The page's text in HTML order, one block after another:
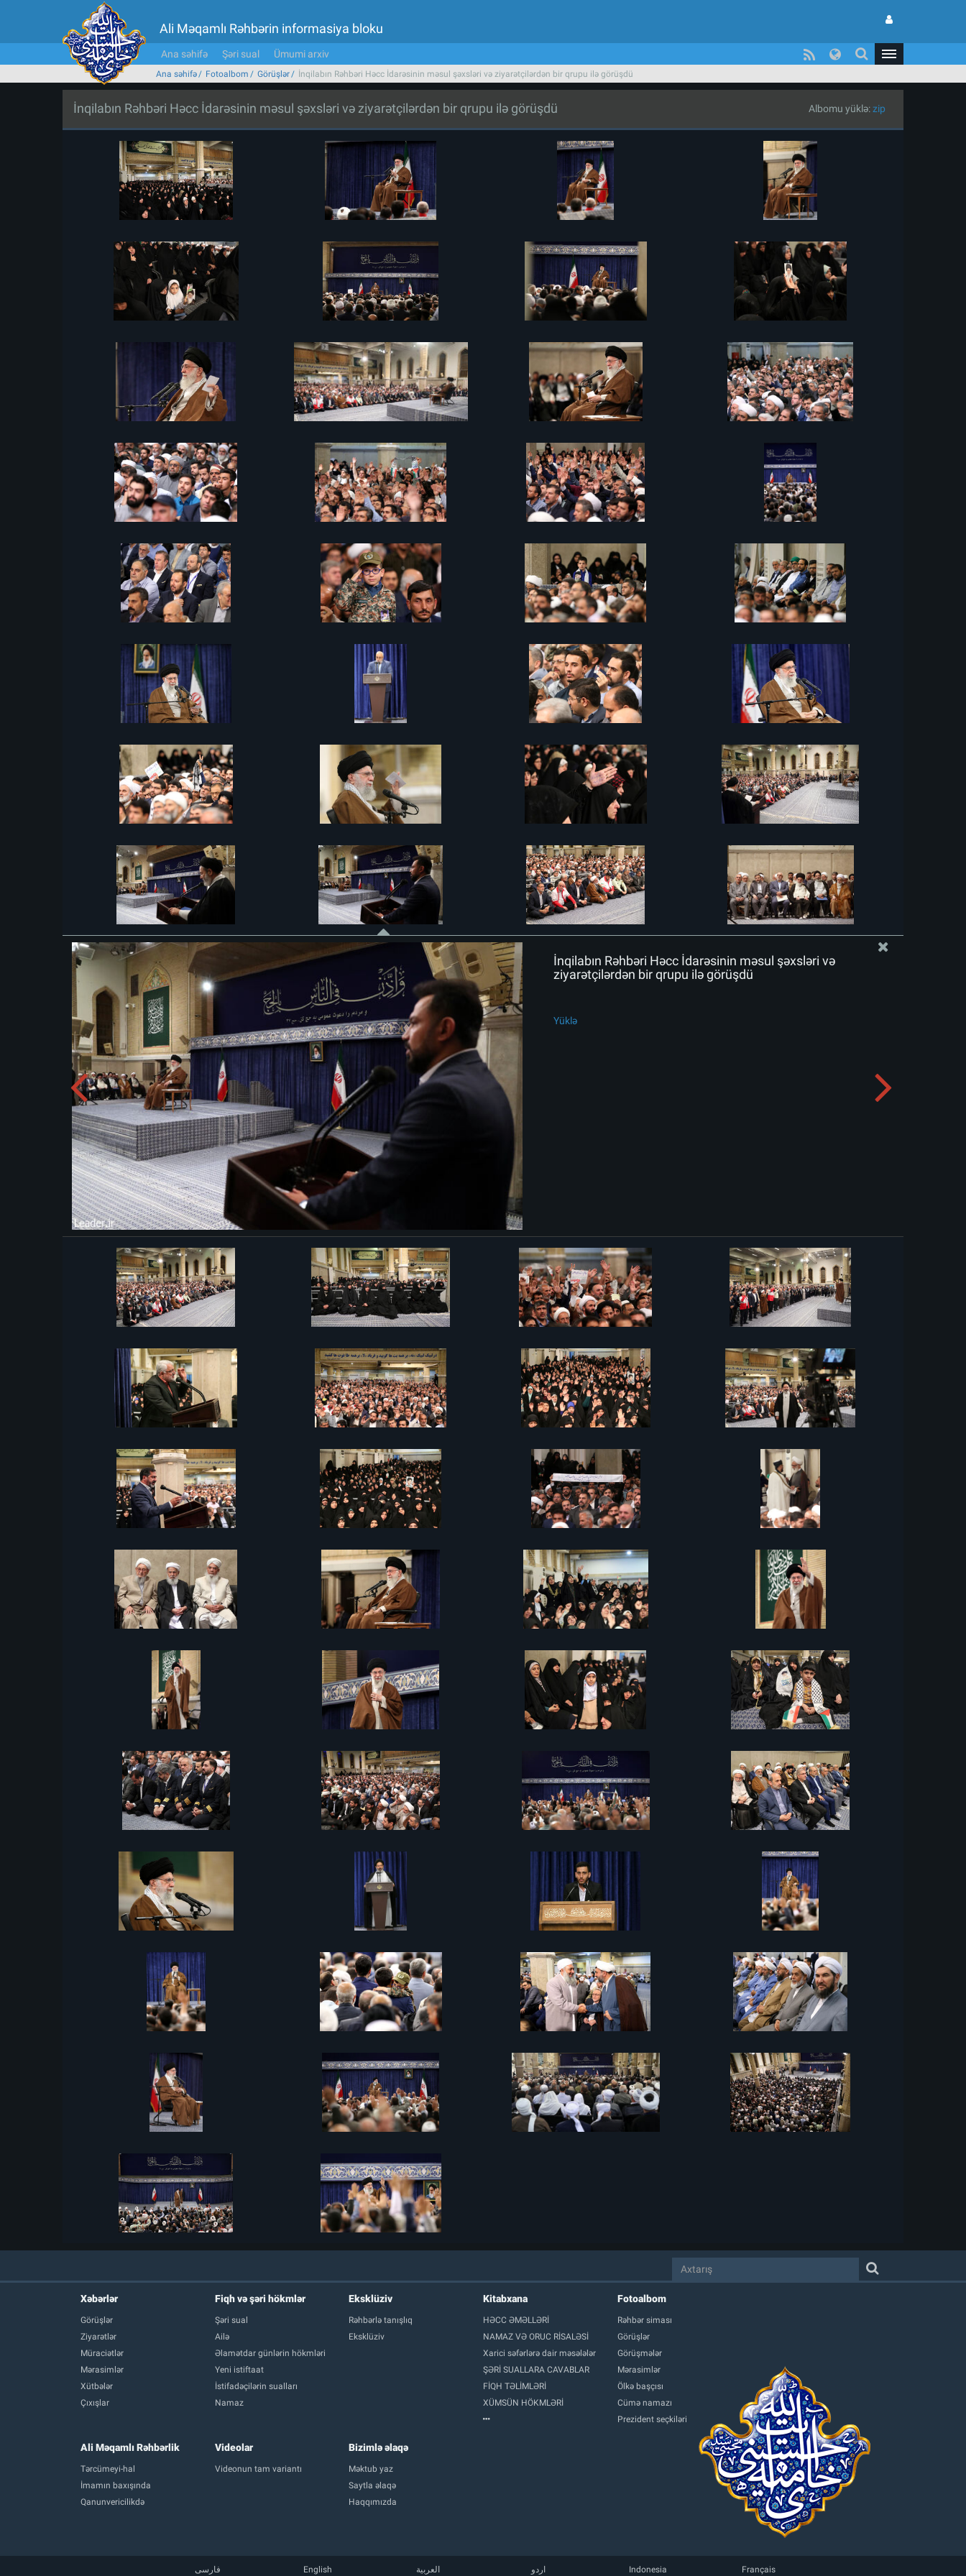
Ali Məqamlı Rəhbərin informasiya bloku
Ana səhifə Şəri sual Ümumi arxiv
Ana səhifə Fotoalbom Görüşlər İnqilabın Rəhbəri Həcc İdarəsinin məsul şəxsləri və ziyarətçilərdən bir qrupu ilə görüşdü
İnqilabın Rəhbəri Həcc İdarəsinin məsul şəxsləri və ziyarətçilərdən bir qrupu ilə görüşdü Albomu yüklə:zip
İnqilabın Rəhbəri Həcc İdarəsinin məsul şəxsləri və
ziyarətçilərdən bir qrupu ilə görüşdü
Yüklə
Xəbərlər
Görüşlər
Ziyarətlər
Müraciətlər
Mərasimlər
Xütbələr
Çıxışlar
Fiqh və şəri hökmlər
Şəri sual
Ailə
Əlamətdar günlərin hökmləri
Yeni istiftaat
İstifadəçilərin sualları
Namaz
Eksklüziv
Rəhbərlə tanışlıq
Eksklüziv
Kitabxana
HƏCC ƏMƏLLƏRİ
NAMAZ VƏ ORUC RİSALƏSİ
Xarici səfərlərə dair məsələlər
ŞƏRİ SUALLARA CAVABLAR
FİQH TƏLİMLƏRİ
XÜMSÜN HÖKMLƏRİ
Fotoalbom
Rəhbər siması
Görüşlər
Görüşmələr
Mərasimlər
Ölkə başçısı
Cümə namazı
Prezident seçkiləri
Ali Məqamlı Rəhbərlik
Tərcümeyi-hal
İmamın baxışında
Qanunvericilikdə
Videolar
Videonun tam variantı
Bizimlə əlaqə
Məktub yaz
Saytla əlaqə
Haqqımızda
فارسی English العربية اردو Indonesia Français